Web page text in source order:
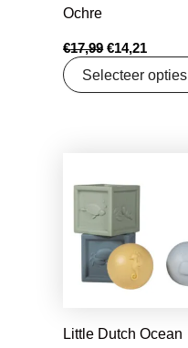
Ochre
€17,99 €14,21
Selecteer opties
Little Dutch Ocean
was:
€16,95.